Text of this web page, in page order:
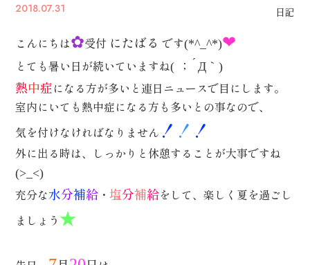
2018.07.31 日記
こんにちは✿受付 にたばる です(*^_^*)❤
とても暑い日が続いていますね( ；´Д｀)
熱中症になる方が多いと連日ニュースで目にします。
室内にいても熱中症になる方も多いとの事なので、
気を付けなければなりません ！ ！ ！
外に出る時は、しっかりと休憩することが大事ですね
(>_<)
充分な水分補給 ・ 塩分補給をして、楽しく夏を過ごし
ましょう★